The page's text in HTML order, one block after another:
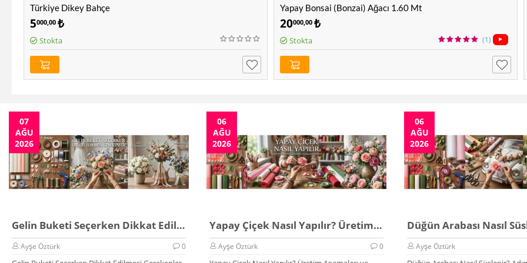
Türkiye Dikey Bahçe
5000,00 ₺
Stokta
Yapay Bonsai (Bonzai) Ağacı 1.60 Mt
20000,00 ₺
Stokta (1)
07
AĞU
2026
Gelin Buketi Seçerken Dikkat Edilmesi Gerekenler
Ayşe Öztürk 0
06
AĞU
2026
Yapay Çiçek Nasıl Yapılır? Üretim Rehberi 2026
Ayşe Öztürk 0
06
AĞU
2026
Ayşe Öztürk